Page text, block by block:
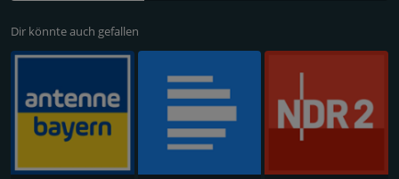
Dir könnte auch gefallen